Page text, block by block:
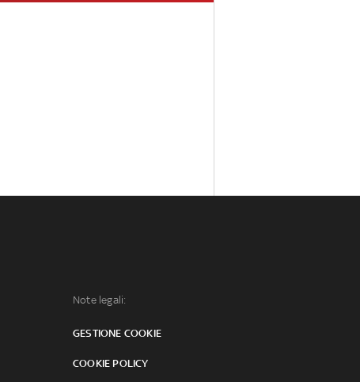
Note legali:
GESTIONE COOKIE
COOKIE POLICY